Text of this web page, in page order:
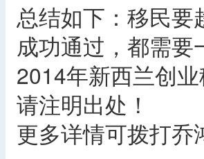
总结如下：移民
成功通过，都需
2014年新西兰创
请注明出处！
更多详情可拨打